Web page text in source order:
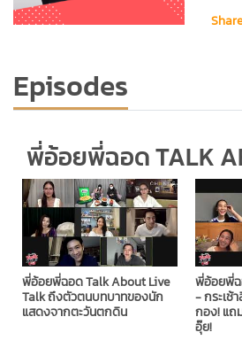
Episodes
พี่อ้อยพี่ฉอด TALK
พี่อ้อยพี่ฉอด Talk About Live
Talk ถึงตัวตนบทบาทของนัก
แสดงจากตะวันตกดิน
พี่อ้อยพี่ฉ
- กระเช้
กอง! แถ
อุ๊ย!